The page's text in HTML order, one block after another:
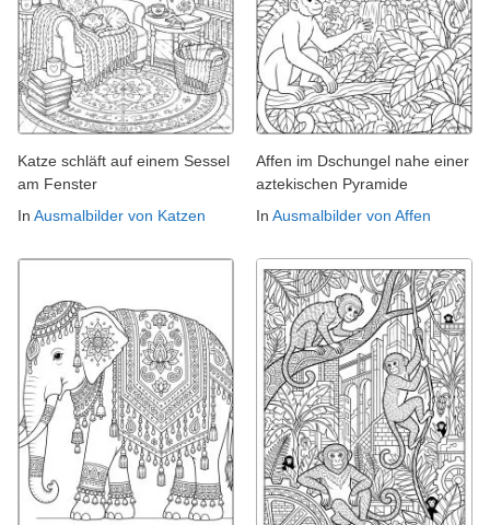
Katze schläft auf einem Sessel
am Fenster
In Ausmalbilder von Katzen
Affen im Dschungel nahe einer
aztekischen Pyramide
In Ausmalbilder von Affen